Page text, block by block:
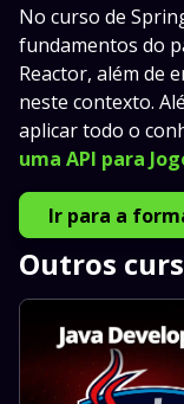
No curso de
fundamentos do
Reactor, além de
neste contexto.
aplicar todo o
uma API para
Ir para a
Outros